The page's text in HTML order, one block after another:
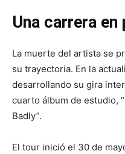
Una carrera en
La muerte del artista se
su trayectoria. En la
desarrollando su gira
cuarto álbum de estudio,
Badly”.
El tour inició el 30 de